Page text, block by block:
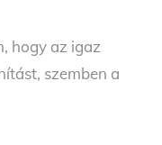
hogy az igaz
szemben a